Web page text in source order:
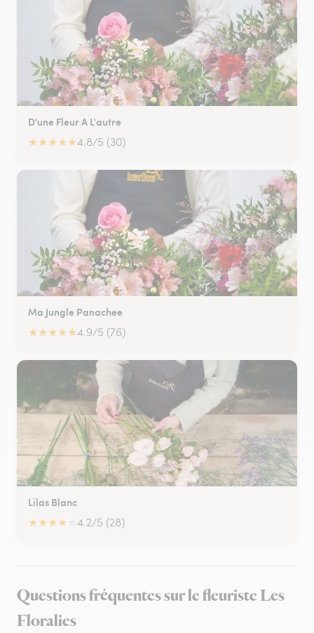
D'une Fleur A L'autre
★★★★★4.8/5 (30)
Ma Jungle Panachee
★★★★★4.9/5 (76)
Lilas Blanc
★★★★ 4.2/5 (28)
Questions fréquentes sur le fleuriste Les
Floralies